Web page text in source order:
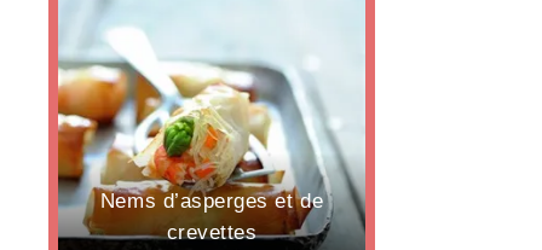
Nems d’asperges et de
crevettes